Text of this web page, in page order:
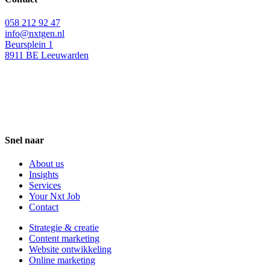
058 212 92 47
info@nxtgen.nl
Beursplein 1
8911 BE Leeuwarden
Snel naar
About us
Insights
Services
Your Nxt Job
Contact
Strategie & creatie
Content marketing
Website ontwikkeling
Online marketing